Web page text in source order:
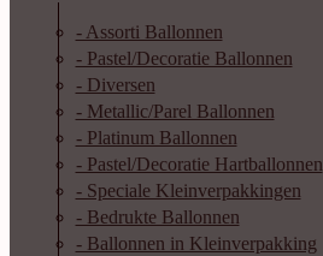
- Assorti Ballonnen
- Pastel/Decoratie Ballonnen
- Diversen
- Metallic/Parel Ballonnen
- Platinum Ballonnen
- Pastel/Decoratie Hartballonnen
- Speciale Kleinverpakkingen
- Bedrukte Ballonnen
- Ballonnen in Kleinverpakking